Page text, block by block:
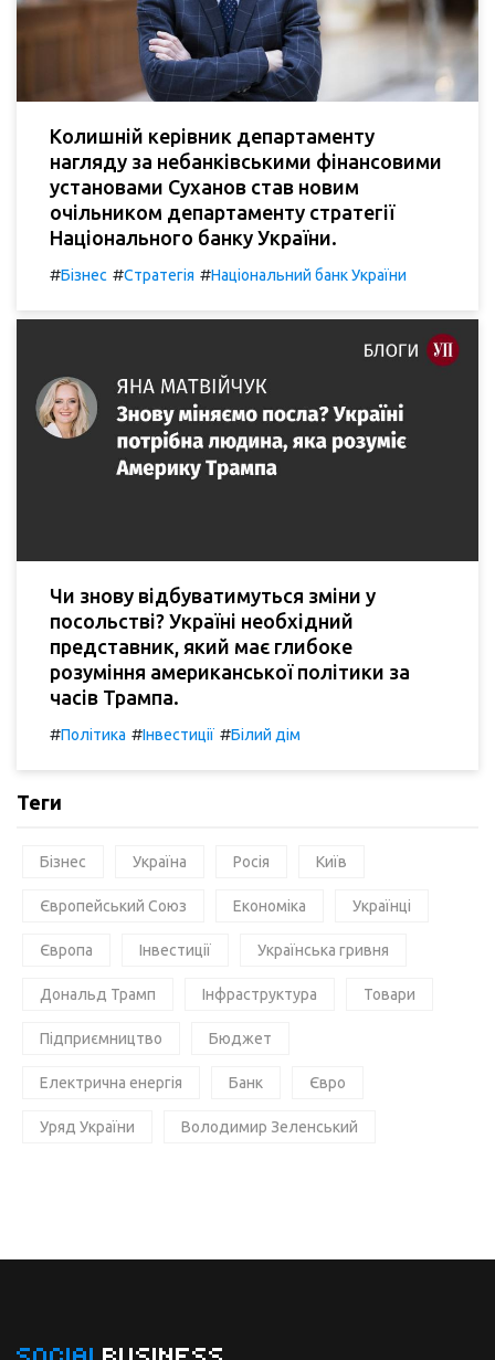
Колишній керівник департаменту
нагляду за небанківськими фінансовими
установами Суханов став новим
очільником департаменту стратегії
Національного банку України.
#Бізнес #Стратегія #Національний банк України
Чи знову відбуватимуться зміни у
посольстві? Україні необхідний
представник, який має глибоке
розуміння американської політики за
часів Трампа.
#Політика #Інвестиції #Білий дім
Теги
Бізнес Україна Росія Київ
Європейський Союз Економіка Українці
Європа Інвестиції Українська гривня
Дональд Трамп Інфраструктура Товари
Підприємництво Бюджет
Електрична енергія Банк Євро
Уряд України Володимир Зеленський